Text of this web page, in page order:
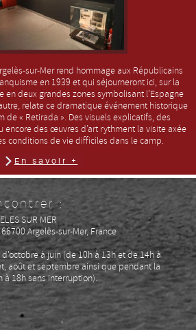
sur-Mer rend hommage aux Républicains
en 1939 et qui séjourneront ici, sur la
en deux grandes zones symbolisant l’Espagne
relate ce dramatique événement historique
de « Retirada ». Des visuels explicatifs, des
encore des œuvres d’art rythment la visite axée
conditions de vie difficiles dans le camp.
En savoir +
:
SUR MER
Argelès-sur-Mer, France
à juin (de 10h à 13h et de 14h à
août et septembreainsi que pendant la
à 18h sans interruption).